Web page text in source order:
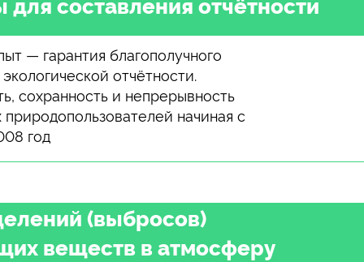
— гарантия благополучного
отчётности.
сохранность и непрерывность
начиная с
год
(выбросов)
веществ в атмосферу